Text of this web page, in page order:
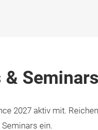
Seminars
2027 aktiv mit.
ein.